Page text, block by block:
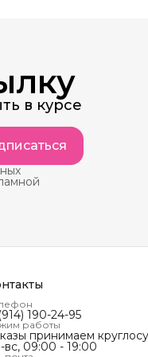
в курсе
190-24-95
работы
принимаем
вс, 09:00 - 19:00